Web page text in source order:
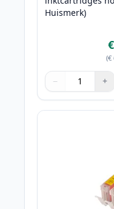
Huismerk)
(€
Aantal
Gebruik de
− +
Aantal 1